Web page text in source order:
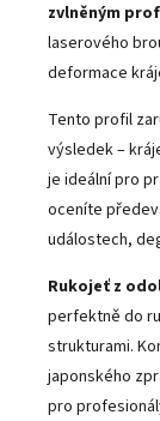
zvlněným
laserového
deformace
Tento profil
výsledek –
je ideální pro
oceníte
událostech,
Rukojeť z
perfektně do
strukturami.
japonského
pro